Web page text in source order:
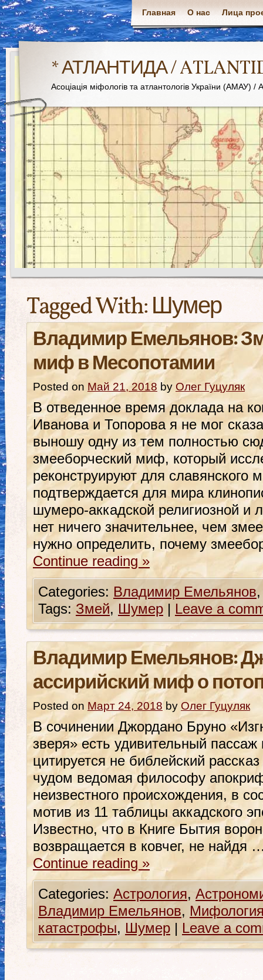
Главная О нас Лица
* АТЛАНТИДА /
Асоціація міфологів та атлантологів України
Tagged With:Шумер
Владимир Емельянов:
миф в Месопотамии
Posted on Май 21, 2018 by Олег Гуцуляк
В отведенное время доклада на
Иванова и Топорова я не мог
выношу одну из тем полностью
змееборческий миф, который
реконструируют для славянского
подтверждается для мира
шумеро-аккадской религиозной и
нет ничего значительнее, чем
нужно определить, почему
Continue reading»
Categories: Владимир Емельянов
Tags: Змей, Шумер | Leave a
Владимир Емельянов:
ассирийский миф о
Posted on Март 24, 2018 by Олег Гуцуляк
В сочинении Джордано Бруно
зверя» есть удивительный
цитируется не библейский
чудом ведомая философу
неизвестного происхождения, в
мотив из 11 таблицы аккадского
Известно, что в Книге Бытия
возвращается в ковчег, не найдя
Continue reading »
Categories: Астрология,
Владимир Емельянов,
катастрофы, Шумер | Leave a